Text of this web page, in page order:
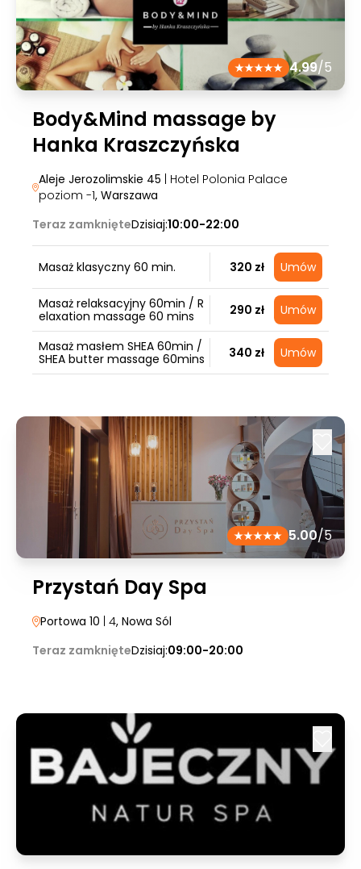
4.99/5
Body&Mind massage by
Hanka Kraszczyńska
Aleje Jerozolimskie 45 | Hotel Polonia Palace
poziom -1, Warszawa
Teraz zamknięteDzisiaj:10:00-22:00
Masaż klasyczny 60 min. 320 zł Umów
Masaż relaksacyjny 60min / R
elaxation massage 60 mins
290 zł Umów
Masaż masłem SHEA 60min /
SHEA butter massage 60mins
340 zł Umów
5.00/5
Przystań Day Spa
Portowa 10 | 4, Nowa Sól
Teraz zamknięteDzisiaj:09:00-20:00